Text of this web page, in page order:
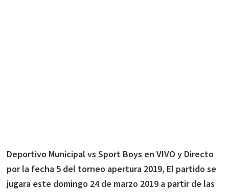
Deportivo Municipal vs Sport Boys en VIVO y Directo
por la fecha 5 del torneo apertura 2019, El partido se
jugara este domingo 24 de marzo 2019 a partir de las